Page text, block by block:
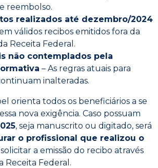
reembolso.
realizados até dezembro/2024
válidos recibos emitidos fora da
Receita Federal.
não contemplados pela
– As regras atuais para
inalteradas.
orienta todos os beneficiários a se
nova exigência. Caso possuam
, seja manuscrito ou digitado, será
o profissional que realizou o
a emissão do recibo através
Receita Federal.